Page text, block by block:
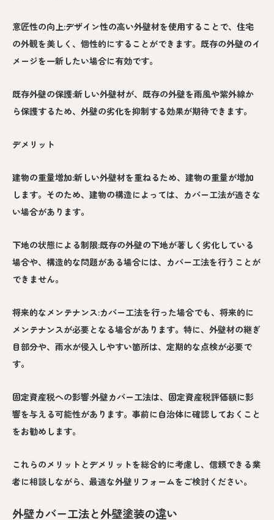
意匠性の向上:デザイン性の高い外壁材を使用することで、住宅
の外観を美しく、個性的にすることができます。既存の外壁のイ
メージを一新したい場合に有効です。
既存外壁の保護:新しい外壁材が、既存の外壁を雨風や紫外線か
ら保護するため、外壁の劣化を抑制する効果が期待できます。
デメリット
建物の重量増加:新しい外壁材を重ねるため、建物の重量が増加
します。そのため、建物の構造によっては、カバー工法が適さな
い場合があります。
下地の状態による制限:既存の外壁の下地が著しく劣化している
場合や、構造的な問題がある場合には、カバー工法を行うことが
できません。
将来的なメンテナンス:カバー工法を行った場合でも、将来的に
メンテナンスが必要となる場合があります。特に、外壁材の継ぎ
目部分や、雨水が侵入しやすい箇所は、定期的な点検が必要で
す。
固定資産税への影響:外壁カバー工法は、固定資産税評価額に影
響を与える可能性があります。事前に自治体に確認しておくこと
をお勧めします。
これらのメリットとデメリットを総合的に考慮し、信頼できる業
者に相談しながら、最適な外壁リフォームをご検討ください。
外壁カバー工法と外壁塗装の違い